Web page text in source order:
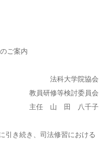
ご案内
法科大学院協会
教員研修等検討委員会
主任 山 田 八千子
引き続き、司法修習における